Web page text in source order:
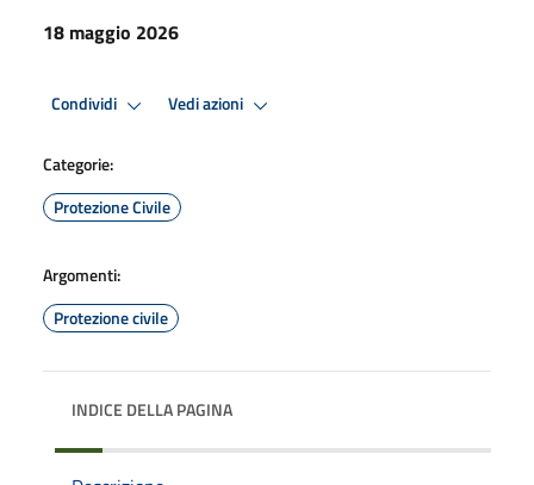
18 maggio 2026
Condividi Vedi azioni
Categorie:
Protezione Civile
Argomenti:
Protezione civile
INDICE DELLA PAGINA